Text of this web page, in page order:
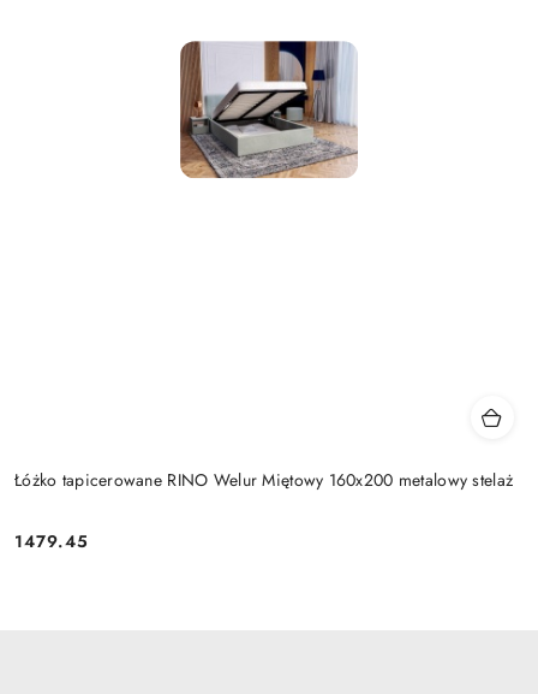
Łóżko tapicerowane RINO Welur Miętowy 160x200 metalowy stelaż
Cena:
1479.45